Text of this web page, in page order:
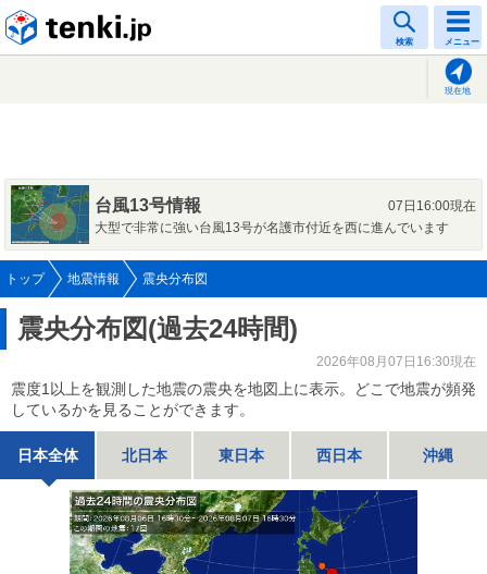
検索 メニュー
現在地
台風13号情報
07日16:00現在
大型で非常に強い台風13号が名護市付近を西に進んでいます
トップ 地震情報 震央分布図
震央分布図(過去24時間)
2026年08月07日16:30現在
震度1以上を観測した地震の震央を地図上に表示。どこで地震が頻発
しているかを見ることができます。
日本全体 北日本 東日本 西日本 沖縄